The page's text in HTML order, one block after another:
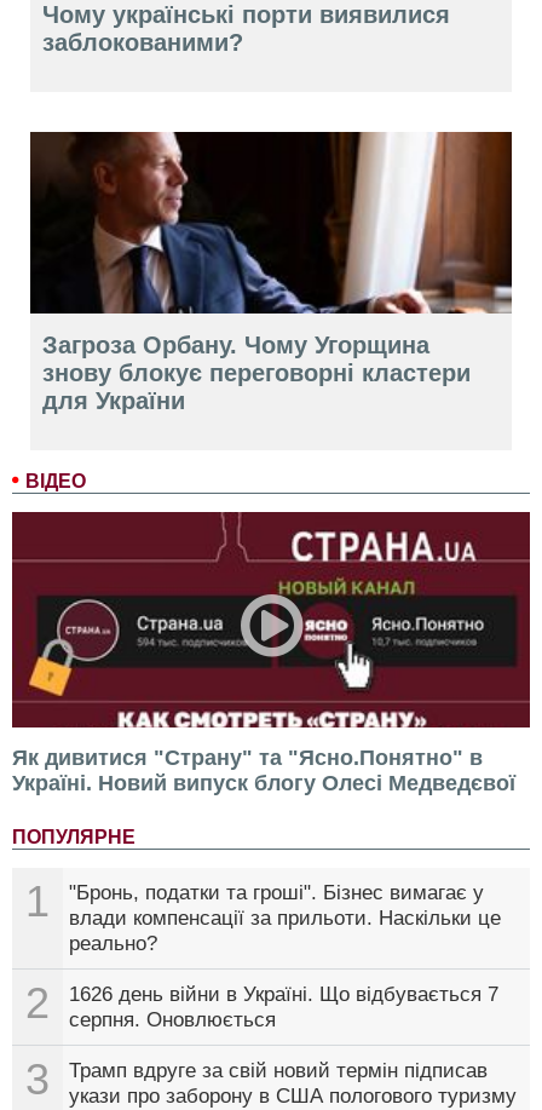
ВІДЕО
Як дивитися "Страну" та "Ясно.Понятно" в
Україні. Новий випуск блогу Олесі Медведєвої
ПОПУЛЯРНЕ
1
"Бронь, податки та гроші". Бізнес вимагає у
влади компенсації за прильоти. Наскільки це
реально?
2
1626 день війни в Україні. Що відбувається 7
серпня. Оновлюється
3
Трамп вдруге за свій новий термін підписав
укази про заборону в США пологового туризму
Чому українські порти виявилися
заблокованими?
Загроза Орбану. Чому Угорщина
знову блокує переговорні кластери
для України